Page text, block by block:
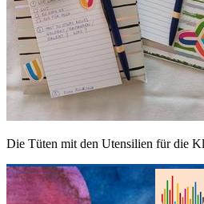
Die Tüten mit den Utensilien für die